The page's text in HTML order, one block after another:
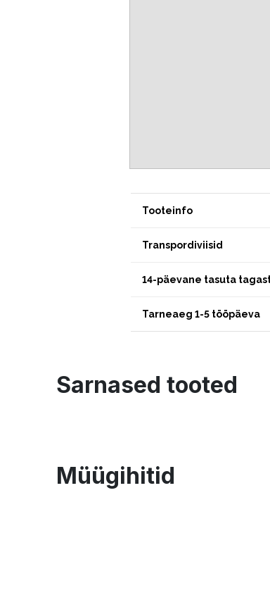
Tooteinfo
Transpordiviisid
14-päevane tasuta
Tarneaeg 1-5 tööpäeva
Sarnased tooted
Müügihitid